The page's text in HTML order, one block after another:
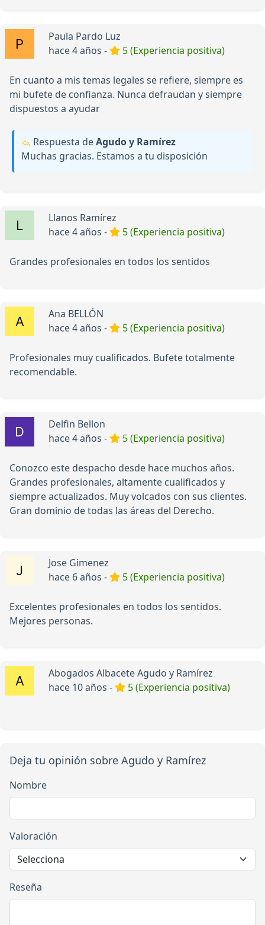
Paula Pardo Luz
hace 4 años -
5 (Experiencia positiva)
En cuanto a mis temas legales se refiere, siempre es
mi bufete de confianza. Nunca defraudan y siempre
dispuestos a ayudar
Respuesta deAgudo y Ramírez
Muchas gracias. Estamos a tu disposición
Llanos Ramírez
hace 4 años -
5 (Experiencia positiva)
Grandes profesionales en todos los sentidos
Ana BELLÓN
hace 4 años -
5 (Experiencia positiva)
Profesionales muy cualificados. Bufete totalmente
recomendable.
Delfin Bellon
hace 4 años -
5 (Experiencia positiva)
Conozco este despacho desde hace muchos años.
Grandes profesionales, altamente cualificados y
siempre actualizados. Muy volcados con sus clientes.
Gran dominio de todas las áreas del Derecho.
Jose Gimenez
hace 6 años -
5 (Experiencia positiva)
Excelentes profesionales en todos los sentidos.
Mejores personas.
Abogados Albacete Agudo y Ramírez
hace 10 años -
5 (Experiencia positiva)
Deja tu opinión sobre Agudo y Ramírez
Nombre
Valoración
Reseña